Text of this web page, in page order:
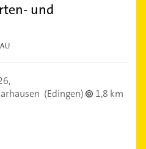
und
(Edingen)
1,8 km